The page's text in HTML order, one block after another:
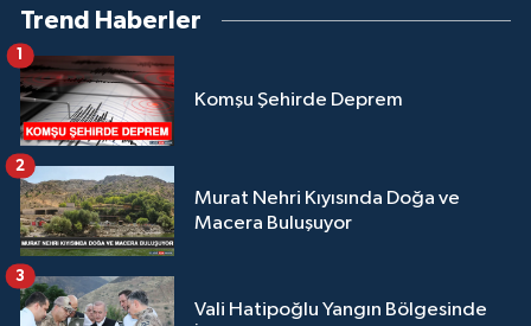
Trend Haberler
Komşu Şehirde Deprem
1
Murat Nehri Kıyısında Doğa ve
Macera Buluşuyor
2
Vali Hatipoğlu Yangın Bölgesinde
3